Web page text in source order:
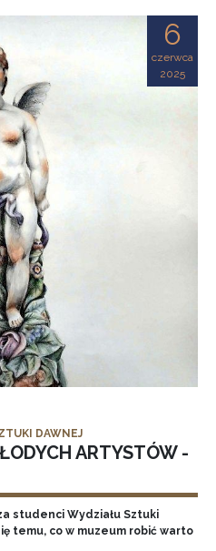
6
czerwca
2025
DAWNEJ
ARTYSTÓW -
studenci Wydziału Sztuki
temu, co w muzeum robić warto